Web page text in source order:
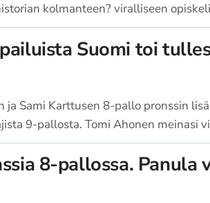
kolmanteen? viralliseen
Suomi toi
ja Sami Karttusen 8-pallo pronssin
9-pallosta. Tomi Ahonen meinasi
8-pallossa. Panula